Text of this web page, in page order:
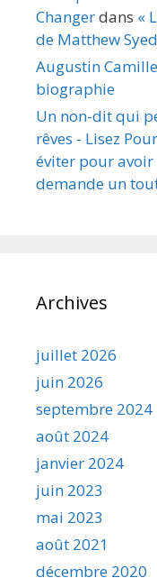
Changerdans «
de Matthew
Augustin
biographie
Un non-dit qui
rêves - Lisez
éviter pour avoir
demande un
Archives
juillet 2026
juin 2026
septembre 2024
août 2024
janvier 2024
juin 2023
mai 2023
août 2021
décembre 2020